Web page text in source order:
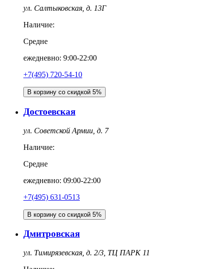
ул. Салтыковская, д. 13Г
Наличие:
Средне
ежедневно: 9:00-22:00
+7(495) 720-54-10
В корзину со скидкой 5%
Достоевская
ул. Советской Армии, д. 7
Наличие:
Средне
ежедневно: 09:00-22:00
+7(495) 631-0513
В корзину со скидкой 5%
Дмитровская
ул. Тимирязевская, д. 2/3, ТЦ ПАРК 11